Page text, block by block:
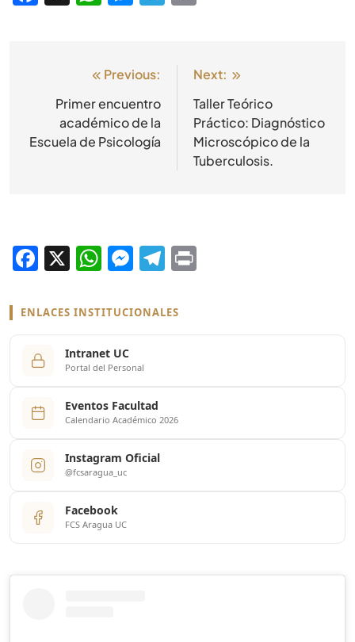
Previous:
Primer encuentro
académico de la
Escuela de Psicología
Next:
Taller Teórico
Práctico: Diagnóstico
Microscópico de la
Tuberculosis.
Facebook
X WhatsApp
Messenger
Telegram
ENLACES INSTITUCIONALES
Intranet UC
Portal del Personal
Eventos Facultad
Calendario Académico 2026
Instagram Oficial
@fcsaragua_uc
Facebook
FCS Aragua UC